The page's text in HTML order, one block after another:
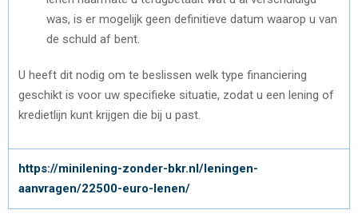
was, is er mogelijk geen definitieve datum waarop u van
de schuld af bent.
U heeft dit nodig om te beslissen welk type financiering
geschikt is voor uw specifieke situatie, zodat u een lening of
kredietlijn kunt krijgen die bij u past.
https://minilening-zonder-bkr.nl/leningen-
aanvragen/22500-euro-lenen/